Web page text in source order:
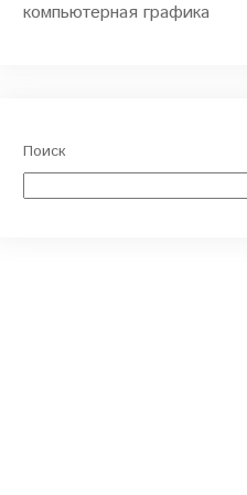
компьютерная графика
Поиск